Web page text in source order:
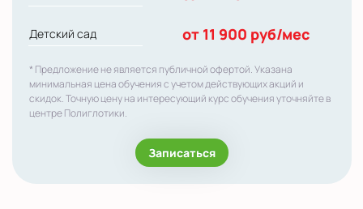
Детский сад от 11 900 руб/мес
* Предложение не является публичной офертой. Указана
минимальная цена обучения с учетом действующих акций и
скидок. Точную цену на интересующий курс обучения уточняйте в
центре Полиглотики.
Записаться